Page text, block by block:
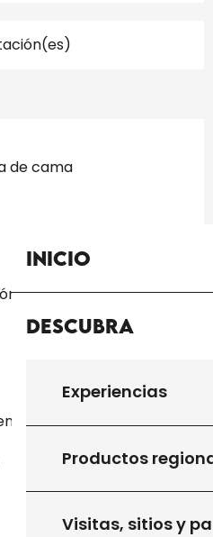
Inicio
Descubra
Experiencias
Productos
Visitas, sitios y
de cama